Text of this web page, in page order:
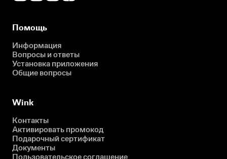
Помощь
Информация
Вопросы и ответы
Установка приложения
Общие вопросы
Wink
Контакты
Активировать промокод
Подарочный сертификат
Документы
Пользовательское соглашение